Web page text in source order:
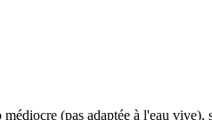
(pas adaptée à l'eau vive),